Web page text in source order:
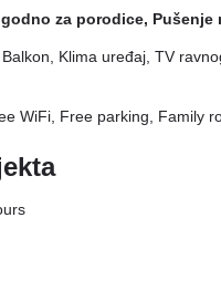
za porodice,
Klima uređaj, TV
WiFi, Free parking, Family